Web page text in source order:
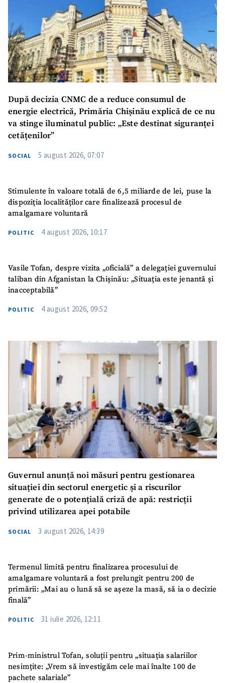
După decizia CNMC de a reduce consumul de
energie electrică, Primăria Chișinău explică de ce nu
va stinge iluminatul public: „Este destinat siguranței
cetățenilor”
SOCIAL 5 august 2026, 07:07
Stimulente în valoare totală de 6,5 miliarde de lei, puse la
dispoziția localităților care finalizează procesul de
amalgamare voluntară
POLITIC 4 august 2026, 10:17
Vasile Tofan, despre vizita „oficială” a delegației guvernului
taliban din Afganistan la Chișinău: „Situația este jenantă și
inacceptabilă”
POLITIC 4 august 2026, 09:52
Guvernul anunță noi măsuri pentru gestionarea
situației din sectorul energetic și a riscurilor
generate de o potențială criză de apă: restricții
privind utilizarea apei potabile
SOCIAL 3 august 2026, 14:39
Termenul limită pentru finalizarea procesului de
amalgamare voluntară a fost prelungit pentru 200 de
primării: „Mai au o lună să se așeze la masă, să ia o decizie
finală”
POLITIC 31 iulie 2026, 12:11
Prim-ministrul Tofan, soluții pentru „situația salariilor
nesimțite: „Vrem să investigăm cele mai înalte 100 de
pachete salariale”